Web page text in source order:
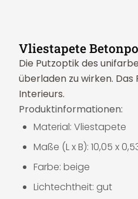
Vliestapete
Die Putzoptik des
überladen zu wirken.
Interieurs.
Produktinformationen:
Material: Vliestapete
Maße (L x B): 10,05 x
Farbe: beige
Lichtechtheit: gut